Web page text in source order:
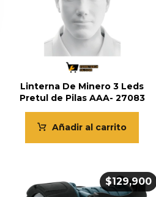
Linterna De Minero 3 Leds
Pretul de Pilas AAA- 27083
Añadir al carrito
$129,900